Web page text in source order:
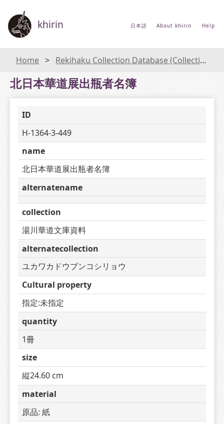
khirin 日本語 About khirin Help
Home Rekihaku Collection Database (Collections Database of the National Museum of Japanese History)
北日本華道展出瓶者名簿
ID
H-1364-3-449
name
北日本華道展出瓶者名簿
alternatename
collection
湯川華道文庫資料
alternatecollection
ユカワカドウブンコシリョウ
Cultural property
指定:未指定
quantity
1冊
size
縦24.60 cm
material
原品: 紙